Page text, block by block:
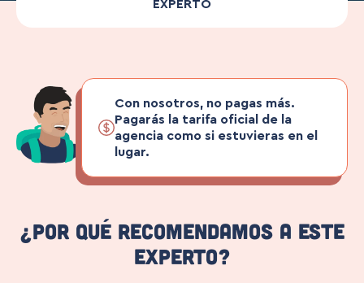
EXPERTO
Con nosotros, no pagas más.
Pagarás la tarifa oficial de la
agencia como si estuvieras en el
lugar.
¿Por qué recomendamos a este
experto?